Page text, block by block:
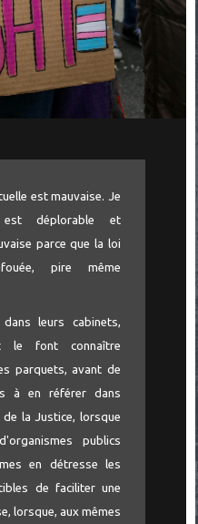
est mauvaise. Je
déplorable et
parce que la loi
pire même
leurs cabinets,
le font connaître
parquets, avant de
à en référer dans
la Justice, lorsque
publics
en détresse les
de faciliter une
lorsque, aux mêmes